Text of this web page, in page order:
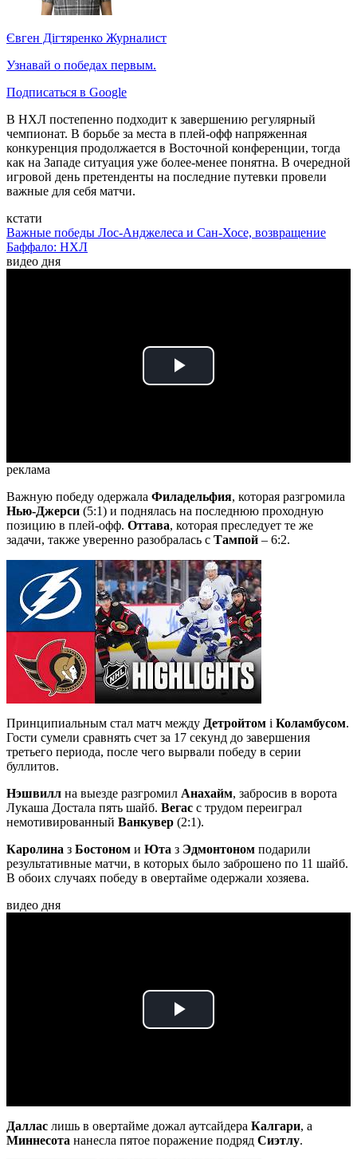
Євген Дігтяренко Журналист
Узнавай о победах первым.
Подписаться в Google
В НХЛ постепенно подходит к завершению регулярный
чемпионат. В борьбе за места в плей-офф напряженная
конкуренция продолжается в Восточной конференции, тогда
как на Западе ситуация уже более-менее понятна. В очередной
игровой день претенденты на последние путевки провели
важные для себя матчи.
кстати
Важные победы Лос-Анджелеса и Сан-Хосе, возвращение
Баффало: НХЛ
видео дня
Play
реклама
Важную победу одержала Филадельфия, которая разгромила
Нью-Джерси (5:1) и поднялась на последнюю проходную
позицию в плей-офф. Оттава, которая преследует те же
задачи, также уверенно разобралась с Тампой – 6:2.
Принципиальным стал матч между Детройтом і Коламбусом.
Гости сумели сравнять счет за 17 секунд до завершения
третьего периода, после чего вырвали победу в серии
буллитов.
Нэшвилл на выезде разгромил Анахайм, забросив в ворота
Лукаша Достала пять шайб. Вегас с трудом переиграл
немотивированный Ванкувер (2:1).
Каролина з Бостоном и Юта з Эдмонтоном подарили
результативные матчи, в которых было заброшено по 11 шайб.
В обоих случаях победу в овертайме одержали хозяева.
видео дня
Play
Даллас лишь в овертайме дожал аутсайдера Калгари, а
Миннесота нанесла пятое поражение подряд Сиэтлу.